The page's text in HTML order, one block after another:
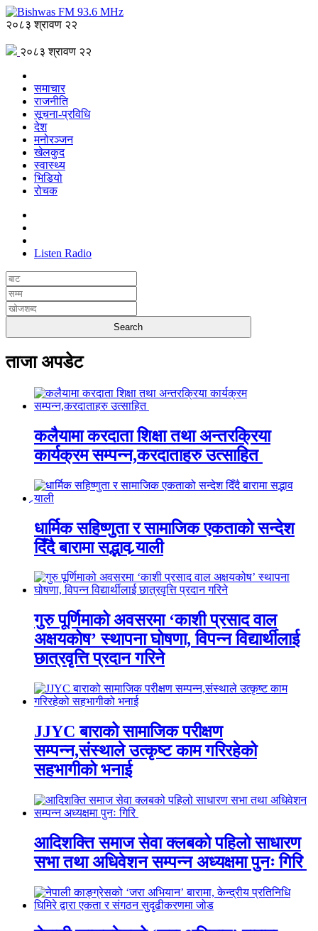
२०८३ श्रावण २२
२०८३ श्रावण २२
समाचार
राजनीति
सूचना-प्रविधि
देश
मनोरञ्जन
खेलकुद
स्वास्थ्य
भिडियो
रोचक
Listen Radio
ताजा अपडेट
कलैयामा करदाता शिक्षा तथा अन्तरक्रिया
कार्यक्रम सम्पन्न,करदाताहरु उत्साहित
धार्मिक सहिष्णुता र सामाजिक एकताको सन्देश
दिँदै बारामा सद्भाव र्‍याली
गुरु पूर्णिमाको अवसरमा ‘काशी प्रसाद वाल
अक्षयकोष’ स्थापना घोषणा, विपन्न विद्यार्थीलाई
छात्रवृत्ति प्रदान गरिने
JJYC बाराको सामाजिक परीक्षण
सम्पन्न,संस्थाले उत्कृष्ट काम गरिरहेको
सहभागीको भनाई
आदिशक्ति समाज सेवा क्लबको पहिलो साधारण
सभा तथा अधिवेशन सम्पन्न अध्यक्षमा पुनः गिरि